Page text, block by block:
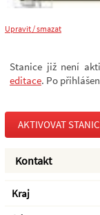
Upravit / smazat
Stanice již není
editace. Po
AKTIVOVAT
Kontakt
Kraj